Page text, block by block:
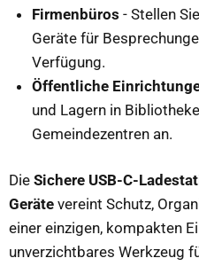
Firmenbüros - Stellen
Geräte für
Verfügung.
Öffentliche
und Lagern in
Gemeindezentren an.
Die Sichere USB-C-
Geräte vereint Schutz,
einer einzigen, kompakten
unverzichtbares Werkzeug